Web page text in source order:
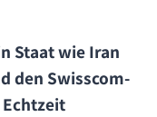
Staat wie Iran
den Swisscom-